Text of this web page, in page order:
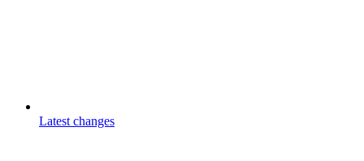
Latest changes